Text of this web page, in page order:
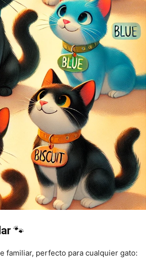
Razas
Gatos
🐾
familiar, perfecto para cualquier gato: